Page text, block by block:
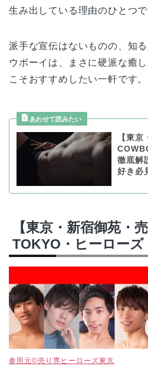
生み出している理由のひとつで
派手な宣伝はないものの、知
ウボーイは、まさに硬派な癒
こそおすすめしたい一軒です。
【東京
徹底解
好き必
【東京・新宿御苑・
TOKYO・ヒーローズ
参照元©売り専ヒーローズ東京